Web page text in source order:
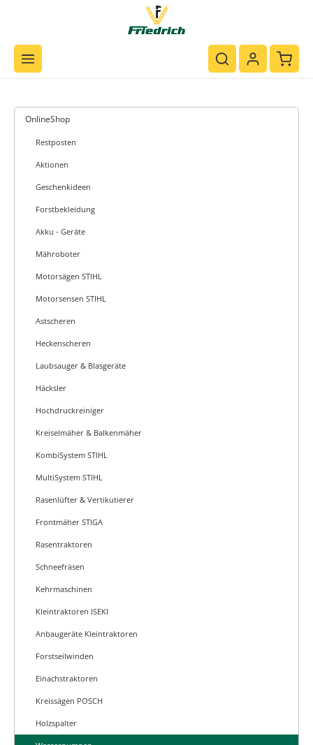
OnlineShop
Restposten
Aktionen
Geschenkideen
Forstbekleidung
Akku - Geräte
Mähroboter
Motorsägen STIHL
Motorsensen STIHL
Astscheren
Heckenscheren
Laubsauger & Blasgeräte
Häcksler
Hochdruckreiniger
Kreiselmäher & Balkenmäher
KombiSystem STIHL
MultiSystem STIHL
Rasenlüfter & Vertikutierer
Frontmäher STIGA
Rasentraktoren
Schneefräsen
Kehrmaschinen
Kleintraktoren ISEKI
Anbaugeräte Kleintraktoren
Forstseilwinden
Einachstraktoren
Kreissägen POSCH
Holzspalter